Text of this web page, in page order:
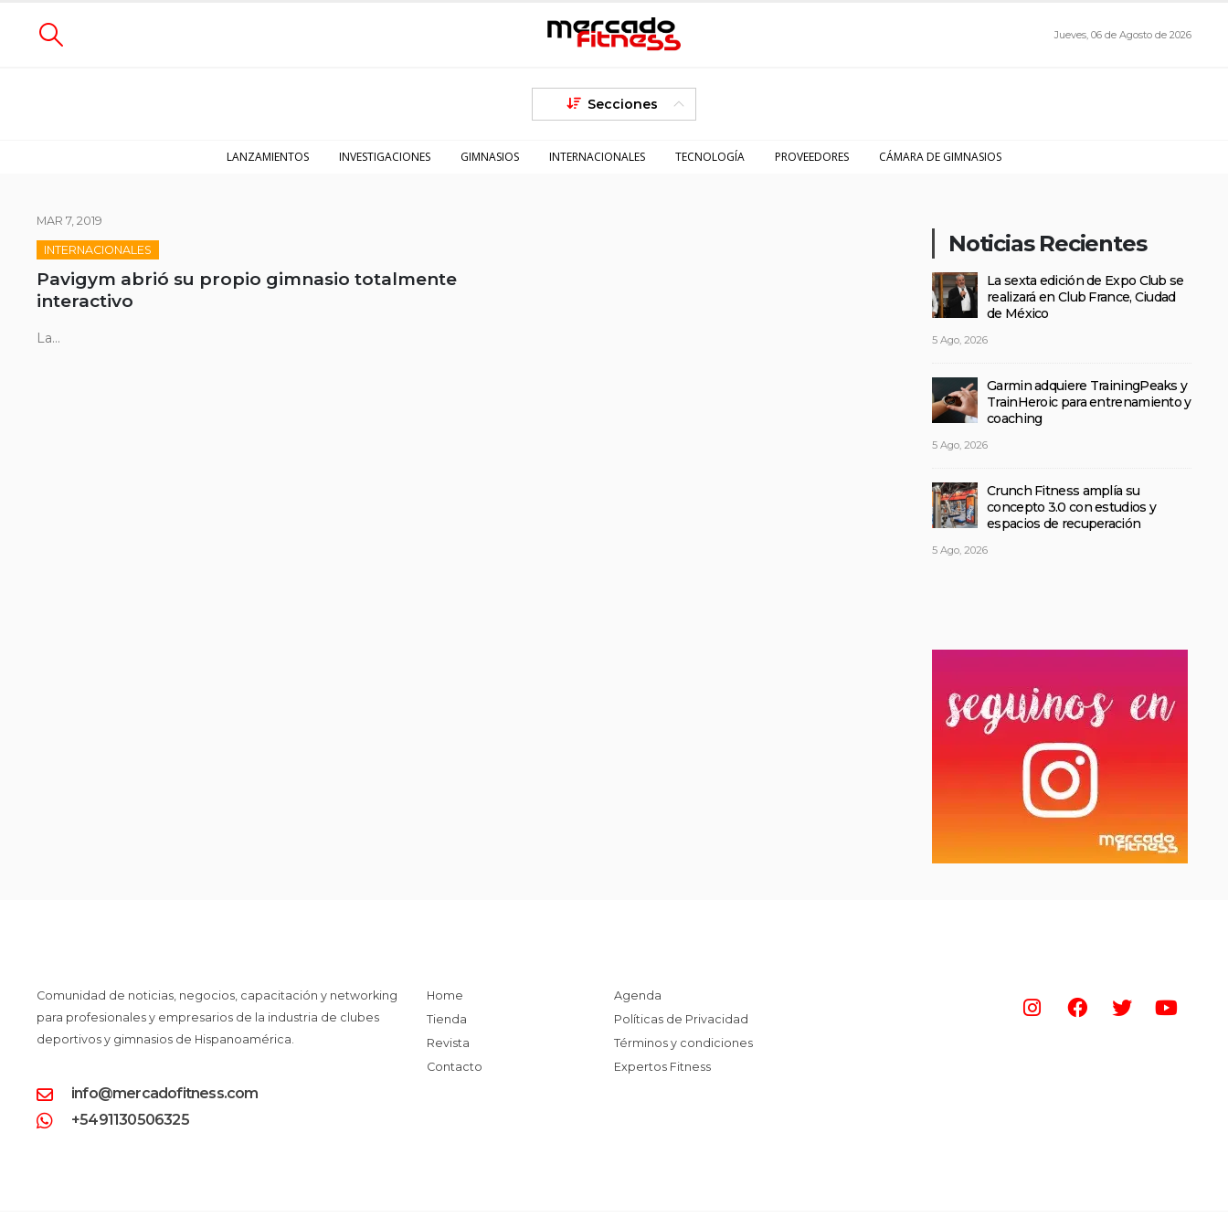
Jueves, 06 de Agosto de 2026
Secciones
LANZAMIENTOS INVESTIGACIONES GIMNASIOS INTERNACIONALES TECNOLOGÍA PROVEEDORES CÁMARA DE GIMNASIOS
MAR 7, 2019
INTERNACIONALES
Pavigym abrió su propio gimnasio totalmente
interactivo
La...
Noticias Recientes
La sexta edición de Expo Club se
realizará en Club France, Ciudad
de México
5 Ago, 2026
Garmin adquiere TrainingPeaks y
TrainHeroic para entrenamiento y
coaching
5 Ago, 2026
Crunch Fitness amplía su
concepto 3.0 con estudios y
espacios de recuperación
5 Ago, 2026
Comunidad de noticias, negocios, capacitación y networking
para profesionales y empresarios de la industria de clubes
deportivos y gimnasios de Hispanoamérica.
info@mercadofitness.com
+5491130506325
Home
Tienda
Revista
Contacto
Agenda
Políticas de Privacidad
Términos y condiciones
Expertos Fitness